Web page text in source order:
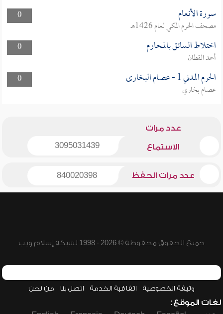
0
سورة الأنعام
مصحف الحرم المكي لعام 1426هـ
0
اختلاط السائق بالمحارم
أحمد القطان
0
الحرم المدني 1 - عصام البخارى
عصام بخاري
عدد مرات
الاستماع 3095031439
عدد مرات الحفظ 840020398
جميع الحقوق محفوظة © 2026 - 1998 لشبكة إسلام ويب
وثيقة الخصوصية اتفاقية الخدمة اتصل بنا من نحن
لغات الموقع: